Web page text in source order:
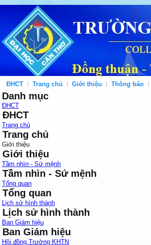
ĐHCT Trang chủ Giới thiệu Thông báo
Danh mục
ĐHCT
ĐHCT
Trang chủ
Trang chủ
Giới thiệu
Giới thiệu
Tầm nhìn - Sứ mệnh
Tầm nhìn - Sứ mệnh
Tổng quan
Tổng quan
Lịch sử hình thành
Lịch sử hình thành
Ban Giám hiệu
Ban Giám hiệu
Hội đồng Trường KHTN